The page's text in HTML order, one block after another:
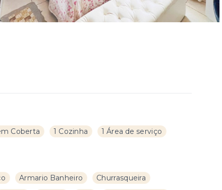
Coberta 1 Cozinha 1 Área de serviço
Armario Banheiro
Churrasqueira